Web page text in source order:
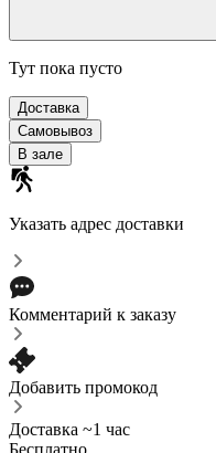
Тут пока пусто
Доставка
Самовывоз
В зале
Указать адрес доставки
Комментарий к заказу
Добавить промокод
Доставка ~1 час
Бесплатно